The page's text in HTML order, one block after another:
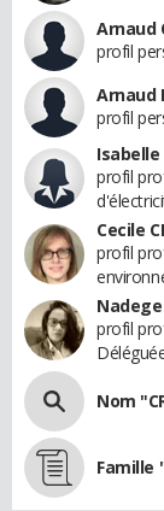
Arnaud
profil
Arnaud
profil
Isabelle
profil
Cecile
profil
Nadege
profil
Nom
Famille